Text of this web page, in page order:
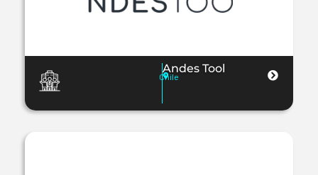
Andes Tool
Chile